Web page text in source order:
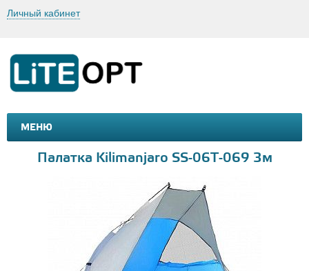
Личный кабинет
МЕНЮ
МАШИНКИ И МОТОЦИКЛЫ
Палатка Kilimanjaro SS-06Т-069 3м